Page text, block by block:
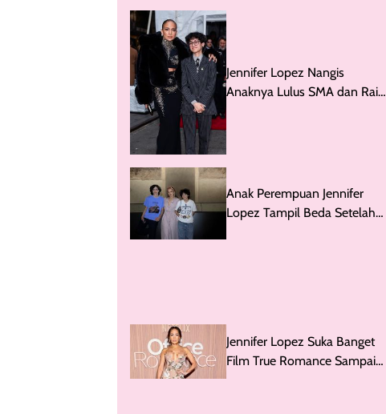
Jennifer Lopez Nangis
Anaknya Lulus SMA dan Raih
Anak Perempuan Jennifer
Lopez Tampil Beda Setelah
Jennifer Lopez Suka Banget
Film True Romance Sampai